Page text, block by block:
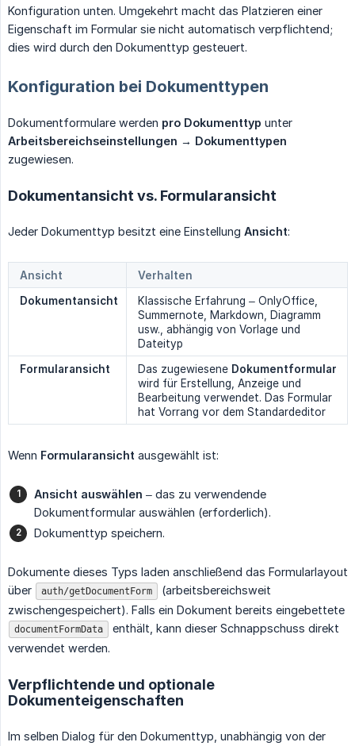
Konfiguration unten. Umgekehrt macht das Platzieren einer
Eigenschaft im Formular sie nicht automatisch verpflichtend;
dies wird durch den Dokumenttyp gesteuert.
Konfiguration bei Dokumenttypen
Dokumentformulare werden pro Dokumenttyp unter
Arbeitsbereichseinstellungen → Dokumenttypen
zugewiesen.
Dokumentansicht vs. Formularansicht
Jeder Dokumenttyp besitzt eine Einstellung Ansicht:
Ansicht
Verhalten
Dokumentansicht
Klassische Erfahrung – OnlyOffice,
Summernote, Markdown, Diagramm
usw., abhängig von Vorlage und
Dateityp
Formularansicht
Das zugewiesene Dokumentformular
wird für Erstellung, Anzeige und
Bearbeitung verwendet. Das Formular
hat Vorrang vor dem Standardeditor
Wenn Formularansicht ausgewählt ist:
Ansicht auswählen – das zu verwendende
Dokumentformular auswählen (erforderlich).
Dokumenttyp speichern.
Dokumente dieses Typs laden anschließend das Formularlayout
über
auth/getDocumentForm
(arbeitsbereichsweit
zwischengespeichert). Falls ein Dokument bereits eingebettete
documentFormData
enthält, kann dieser Schnappschuss direkt
verwendet werden.
Verpflichtende und optionale
Dokumenteigenschaften
Im selben Dialog für den Dokumenttyp, unabhängig von der